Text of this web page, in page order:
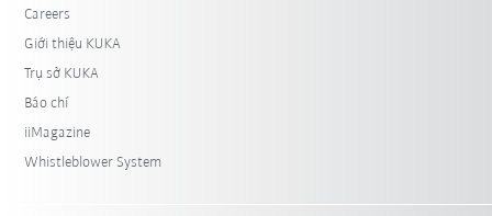
Careers
Giới thiệu KUKA
Trụ sở KUKA
Báo chí
iiMagazine
Whistleblower System